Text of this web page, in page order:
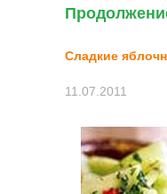
Сладкие
11.07.2011